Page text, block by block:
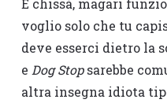
E chissà, magari
voglio solo che tu
deve esserci dietro la
e Dog Stopsarebbe
altra insegna idiota